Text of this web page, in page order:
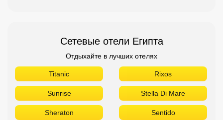
Сетевые отели Египта
Отдыхайте в лучших отелях
Titanic Rixos
Sunrise Stella Di Mare
Sheraton Sentido